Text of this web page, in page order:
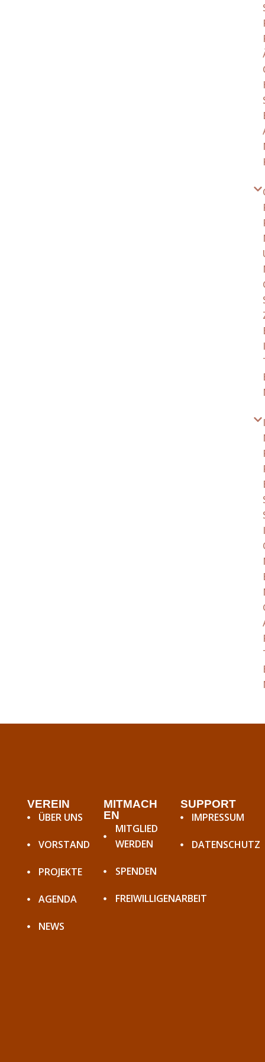
I
I
I
VEREIN
ÜBER UNS
VORSTAND
PROJEKTE
AGENDA
NEWS
MITMACH
EN
MITGLIED
WERDEN
SPENDEN
FREIWILLIGENARBEIT
SUPPORT
IMPRESSUM
DATENSCHUTZ